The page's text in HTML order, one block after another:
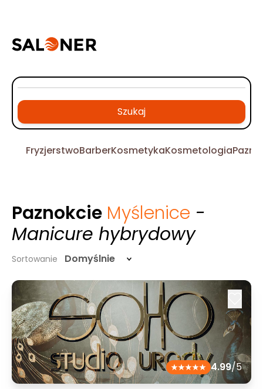
Szukaj
FryzjerstwoBarberKosmetykaKosmetologia
Paznokcie Myślenice -
Manicure hybrydowy
Sortowanie Domyślnie
4.99/5